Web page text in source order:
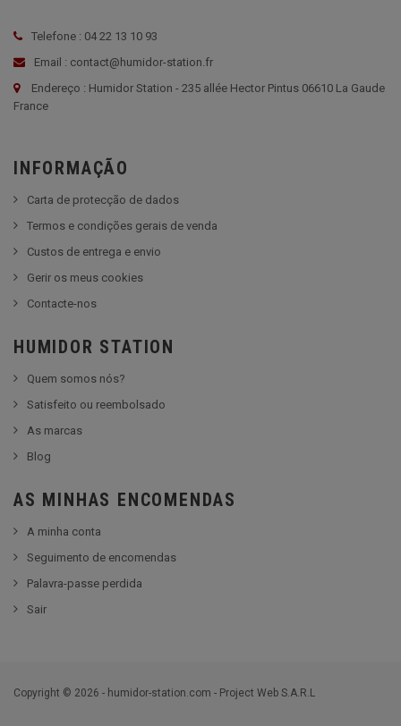
Telefone : 04 22 13 10 93
Email : contact@humidor-station.fr
Endereço : Humidor Station - 235 allée Hector Pintus 06610 La Gaude
France
INFORMAÇÃO
Carta de protecção de dados
Termos e condições gerais de venda
Custos de entrega e envio
Gerir os meus cookies
Contacte-nos
HUMIDOR STATION
Quem somos nós?
Satisfeito ou reembolsado
As marcas
Blog
AS MINHAS ENCOMENDAS
A minha conta
Seguimento de encomendas
Palavra-passe perdida
Sair
Copyright © 2026 - humidor-station.com - Project Web S.A.R.L